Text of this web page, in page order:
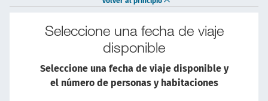
Seleccione una fecha de viaje
disponible
Seleccione una fecha de viaje disponible y
el número de personas y habitaciones